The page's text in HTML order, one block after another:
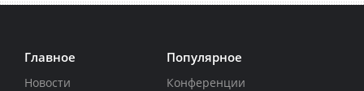
Главное
Новости
Популярное
Конференции